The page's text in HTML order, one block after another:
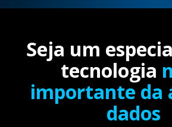
Seja um
tecnologia
importante da
dados